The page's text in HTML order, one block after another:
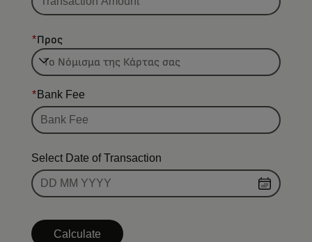
*Προς
* Bank Fee
Select Date of Transaction
Calculate